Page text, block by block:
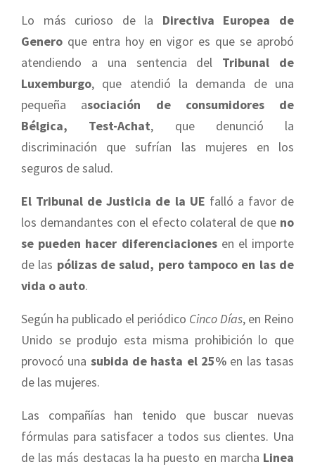
Lo más curioso de la Directiva Europea de
Genero que entra hoy en vigor es que se aprobó
atendiendo a una sentencia del Tribunal de
Luxemburgo, que atendió la demanda de una
pequeña asociación de consumidores de
Bélgica, Test-Achat, que denunció la
discriminación que sufrían las mujeres en los
seguros de salud.
El Tribunal de Justicia de la UE falló a favor de
los demandantes con el efecto colateral de que no
se pueden hacer diferenciacionesen el importe
de las pólizas de salud, pero tampoco en las de
vida o auto.
Según ha publicado el periódico Cinco Días, en Reino
Unido se produjo esta misma prohibición lo que
provocó una subida de hasta el 25% en las tasas
de las mujeres.
Las compañías han tenido que buscar nuevas
fórmulas para satisfacer a todos sus clientes. Una
de las más destacas la ha puesto en marcha Linea